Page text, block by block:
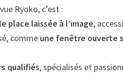
Ryoko, c’est :
place laissée à l’image,
comme une fenêtre ouverte
qualifiés, spécialisés et